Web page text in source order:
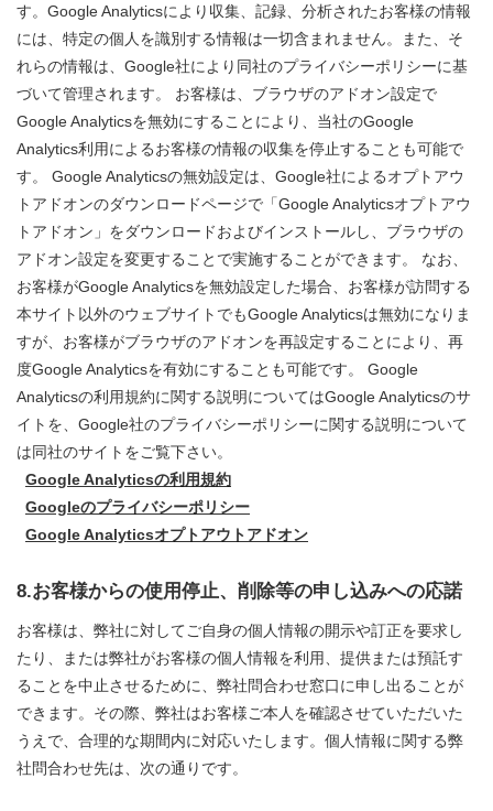
す。Google Analyticsにより収集、記録、分析されたお客様の情報
には、特定の個人を識別する情報は一切含まれません。また、そ
れらの情報は、Google社により同社のプライバシーポリシーに基
づいて管理されます。 お客様は、ブラウザのアドオン設定で
Google Analyticsを無効にすることにより、当社のGoogle
Analytics利用によるお客様の情報の収集を停止することも可能で
す。 Google Analyticsの無効設定は、Google社によるオプトアウ
トアドオンのダウンロードページで「Google Analyticsオプトアウ
トアドオン」をダウンロードおよびインストールし、ブラウザの
アドオン設定を変更することで実施することができます。 なお、
お客様がGoogle Analyticsを無効設定した場合、お客様が訪問する
本サイト以外のウェブサイトでもGoogle Analyticsは無効になりま
すが、お客様がブラウザのアドオンを再設定することにより、再
度Google Analyticsを有効にすることも可能です。 Google
Analyticsの利用規約に関する説明についてはGoogle Analyticsのサ
イトを、Google社のプライバシーポリシーに関する説明について
は同社のサイトをご覧下さい。
Google Analyticsの利用規約
Googleのプライバシーポリシー
Google Analyticsオプトアウトアドオン
8.お客様からの使用停止、削除等の申し込みへの応諾
お客様は、弊社に対してご自身の個人情報の開示や訂正を要求し
たり、または弊社がお客様の個人情報を利用、提供または預託す
ることを中止させるために、弊社問合わせ窓口に申し出ることが
できます。その際、弊社はお客様ご本人を確認させていただいた
うえで、合理的な期間内に対応いたします。個人情報に関する弊
社問合わせ先は、次の通りです。